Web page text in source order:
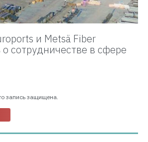
и Metsä Fiber
сотрудничестве в сфере
запись защищена.